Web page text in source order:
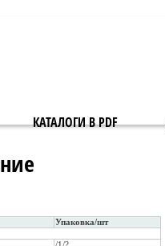
КАТАЛОГИ В PDF
Упаковка/шт